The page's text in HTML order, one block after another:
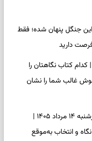
جنگل پنهان شده؛ فقط
کتاب نگاهتان را
غالب شما را نشان
فال سرنوشت امروز چهارشنبه ۱۴ مرداد ۱۴۰۵ |
و انتخاب به‌موقع